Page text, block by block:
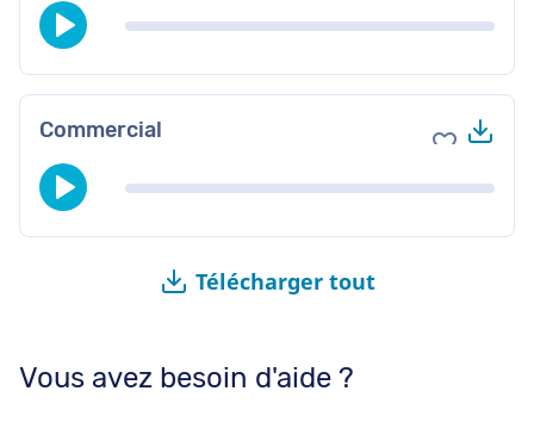
Commercial Ajouter
Télécharger tout
Vous avez besoin d'aide ?